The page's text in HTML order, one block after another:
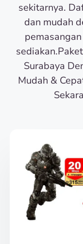
sekitarnya.
dan mudah
Surabaya
Mudah &